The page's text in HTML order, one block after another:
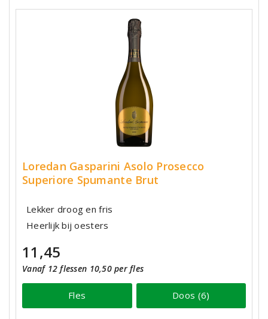
Loredan Gasparini Asolo Prosecco
Superiore Spumante Brut
Lekker droog en fris
Heerlijk bij oesters
11,45
Vanaf 12 flessen 10,50 per fles
Fles Doos (6)